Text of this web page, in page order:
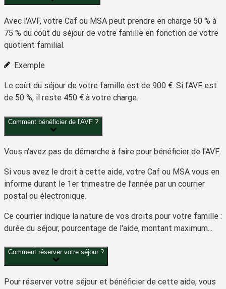
Avec l'AVF, votre Caf ou MSA peut prendre en charge 50 % à
75 % du coût du séjour de votre famille en fonction de votre
quotient familial.
Exemple
Le coût du séjour de votre famille est de 900 €. Si l'AVF est
de 50 %, il reste 450 € à votre charge.
Comment bénéficier de l'AVF ?
Vous n'avez pas de démarche à faire pour bénéficier de l'AVF.
Si vous avez le droit à cette aide, votre Caf ou MSA vous en
informe durant le 1er trimestre de l'année par un courrier
postal ou électronique.
Ce courrier indique la nature de vos droits pour votre famille :
durée du séjour, pourcentage de l'aide, montant maximum...
Comment réserver votre séjour ?
Pour réserver votre séjour et bénéficier de cette aide, vous